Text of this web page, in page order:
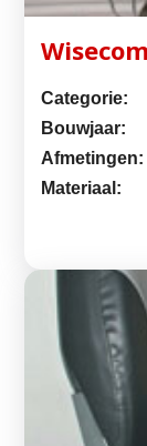
Categorie:
Bouwjaar:
Afmetingen:
Materiaal: